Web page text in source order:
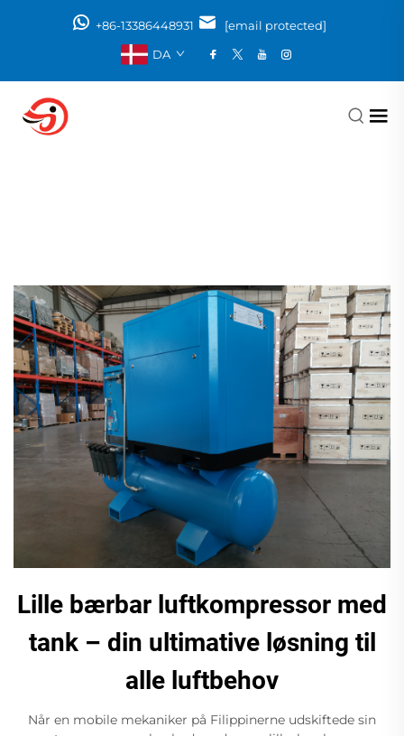
+86-13386448931
[email protected]
DA
Lille bærbar luftkompressor med
tank – din ultimative løsning til
alle luftbehov
Når en mobile mekaniker på Filippinerne udskiftede sin